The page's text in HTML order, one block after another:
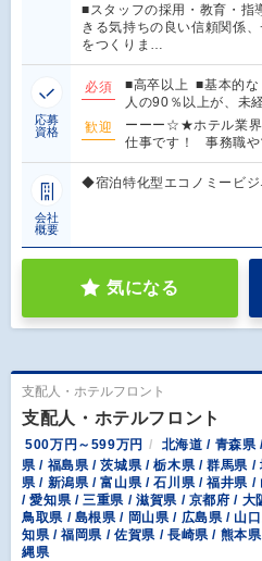
■スタッフの採用・教育・
きる気持ちの良い信頼関係
をつくりま…
応募
資格
必須
■高卒以上 ■基本的
人の90％以上が、未
歓迎
ーーー☆★ホテル業界
仕事です！ 事務職や
会社
概要
◆宿泊特化型エコノミービ
気になる
支配人・ホテルフロント
支配人・ホテルフロント
500万円～599万円
北海道 / 青森県
県 / 福島県 / 茨城県 / 栃木県 / 群馬県 /
県 / 新潟県 / 富山県 / 石川県 / 福井県
/ 愛知県 / 三重県 / 滋賀県 / 京都府 /
鳥取県 / 島根県 / 岡山県 / 広島県 / 山
知県 / 福岡県 / 佐賀県 / 長崎県 / 熊本
縄県